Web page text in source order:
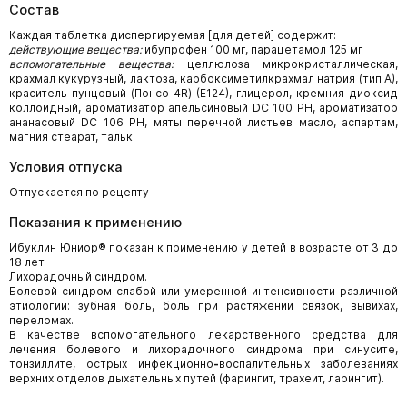
Состав
Каждая таблетка диспергируемая [для детей] содержит:
действующие вещества:ибупрофен 100 мг, парацетамол 125 мг
вспомогательные вещества:целлюлоза микрокристаллическая,
крахмал кукурузный, лактоза, карбоксиметилкрахмал натрия (тип А),
краситель пунцовый (Понсо 4R) (Е124), глицерол, кремния диоксид
коллоидный, ароматизатор апельсиновый DC 100 PH, ароматизатор
ананасовый DC 106 PH, мяты перечной листьев масло, аспартам,
магния стеарат, тальк.
Условия отпуска
Отпускается по рецепту
Показания к применению
Ибуклин Юниор® показан к применению у детей в возрасте от 3 до
18 лет.
Лихорадочный синдром.
Болевой синдром слабой или умеренной интенсивности различной
этиологии: зубная боль, боль при растяжении связок, вывихах,
переломах.
В качестве вспомогательного лекарственного средства для
лечения болевого и лихорадочного синдрома при синусите,
тонзиллите, острых инфекционно-воспалительных заболеваниях
верхних отделов дыхательных путей (фарингит, трахеит, ларингит).